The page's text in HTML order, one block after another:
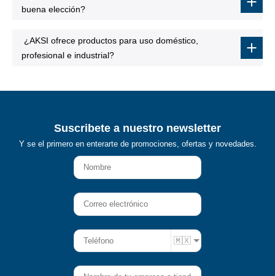
buena elección?
¿AKSI ofrece productos para uso doméstico,
profesional e industrial?
Suscribete a nuestro newsletter
Y se el primero en enterarte de promociones, ofertas y novedades.
Nombre
Correo
electrónico
Teléfono
🇲🇽
Empresa